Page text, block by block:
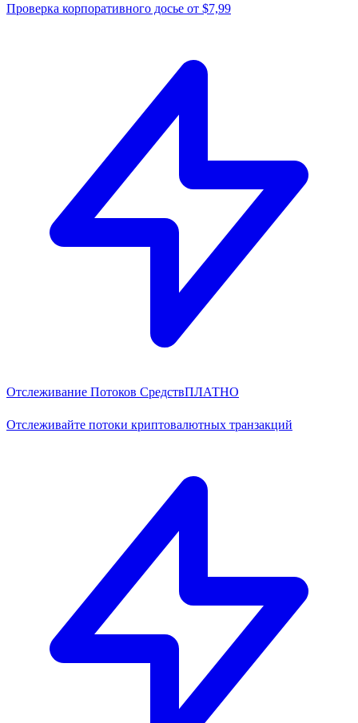
Проверка корпоративного досье от $7,99
Отслеживание Потоков СредствПЛАТНО
Отслеживайте потоки криптовалютных транзакций